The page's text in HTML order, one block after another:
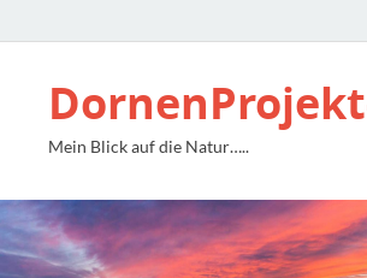
Mein Blick auf die Natur…..